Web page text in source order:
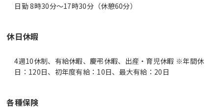
日勤 8時30分〜17時30分（休憩60分）
休日休暇
4週10休制、有給休暇、慶弔休暇、出産・育児休暇 ※年間休
日：120日、初年度有給：10日、最大有給：20日
各種保険